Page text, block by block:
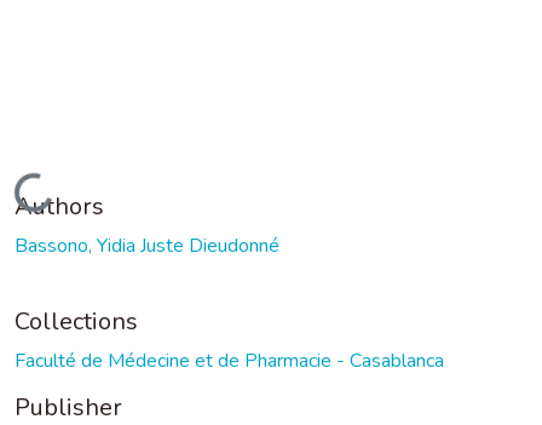
Loading...
Authors
Bassono, Yidia Juste Dieudonné
Collections
Faculté de Médecine et de Pharmacie - Casablanca
Publisher